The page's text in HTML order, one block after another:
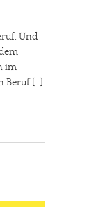
Und
im
Beruf […]